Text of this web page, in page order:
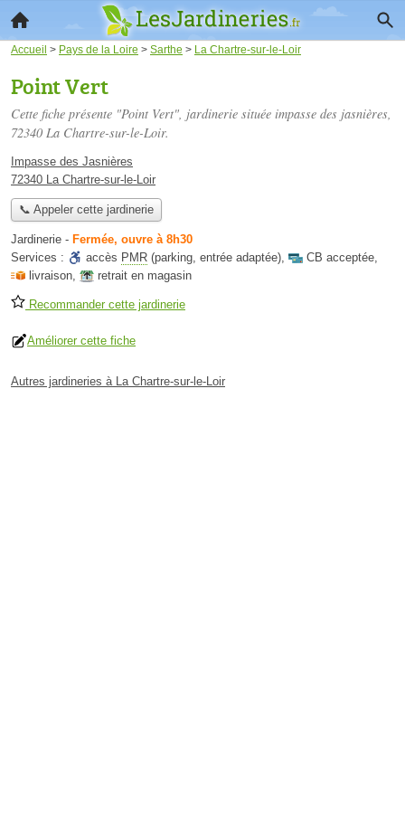
Accueil > Pays de la Loire > Sarthe > La Chartre-sur-le-Loir
Point Vert
Cette fiche présente "Point Vert", jardinerie située impasse des jasnières,
72340 La Chartre-sur-le-Loir.
Impasse des Jasnières
72340 La Chartre-sur-le-Loir
📞 Appeler cette jardinerie
Jardinerie - Fermée, ouvre à 8h30
Services :
accès PMR (parking, entrée adaptée), CB acceptée,
livraison, retrait en magasin
Recommander cette jardinerie
Améliorer cette fiche
Autres jardineries à La Chartre-sur-le-Loir